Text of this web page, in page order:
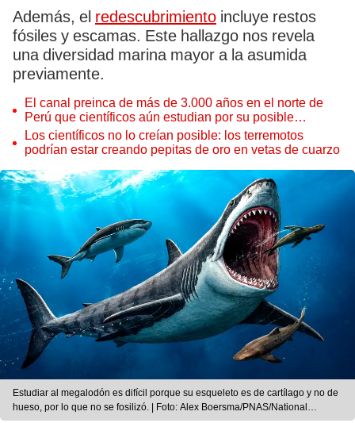
Además, el redescubrimiento incluye restos
fósiles y escamas. Este hallazgo nos revela
una diversidad marina mayor a la asumida
previamente.
El canal preinca de más de 3.000 años en el norte de
Perú que científicos aún estudian por su posible
conexión entre océanos
Los científicos no lo creían posible: los terremotos
podrían estar creando pepitas de oro en vetas de cuarzo
Estudiar al megalodón es difícil porque su esqueleto es de cartílago y no de
hueso, por lo que no se fosilizó. | Foto: Alex Boersma/PNAS/National